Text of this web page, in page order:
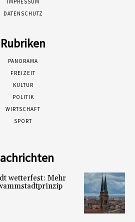
IMPRESSUM
DATENSCHUTZ
Rubriken
PANORAMA
FREIZEIT
KULTUR
POLITIK
WIRTSCHAFT
SPORT
wetterfest: Mehr